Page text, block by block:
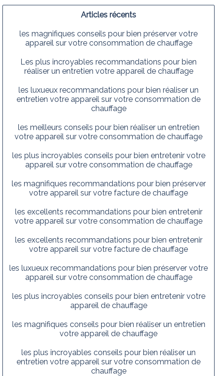
Articles récents
les magnifiques conseils pour bien préserver votre
appareil sur votre consommation de chauffage
Les plus incroyables recommandations pour bien
réaliser un entretien votre appareil de chauffage
les luxueux recommandations pour bien réaliser un
entretien votre appareil sur votre consommation de
chauffage
les meilleurs conseils pour bien réaliser un entretien
votre appareil sur votre consommation de chauffage
les plus incroyables conseils pour bien entretenir votre
appareil sur votre consommation de chauffage
les magnifiques recommandations pour bien préserver
votre appareil sur votre facture de chauffage
les excellents recommandations pour bien entretenir
votre appareil sur votre consommation de chauffage
les excellents recommandations pour bien entretenir
votre appareil sur votre facture de chauffage
les luxueux recommandations pour bien préserver votre
appareil sur votre consommation de chauffage
les plus incroyables conseils pour bien entretenir votre
appareil de chauffage
les magnifiques conseils pour bien réaliser un entretien
votre appareil de chauffage
les plus incroyables conseils pour bien réaliser un
entretien votre appareil sur votre consommation de
chauffage